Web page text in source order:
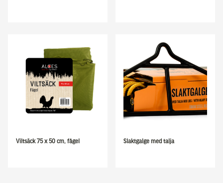
Viltsäck 75 x 50 cm, fågel Slaktgalge med talja